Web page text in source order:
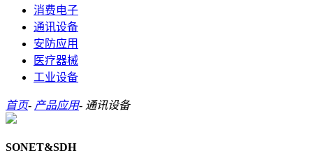
消费电子
通讯设备
安防应用
医疗器械
工业设备
首页- 产品应用- 通讯设备
SONET&SDH